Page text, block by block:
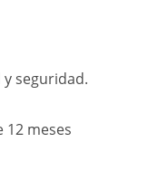
seguridad.
12 meses